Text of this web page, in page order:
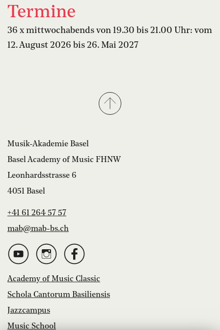
Termine
36 x mittwochabends von 19.30 bis 21.00 Uhr: vom
12. August 2026 bis 26. Mai 2027
Musik-Akademie Basel
Basel Academy of Music FHNW
Leonhardsstrasse 6
4051 Basel
+41 61 264 57 57
mab@mab-bs.ch
Academy of Music Classic
Schola Cantorum Basiliensis
Jazzcampus
Music School